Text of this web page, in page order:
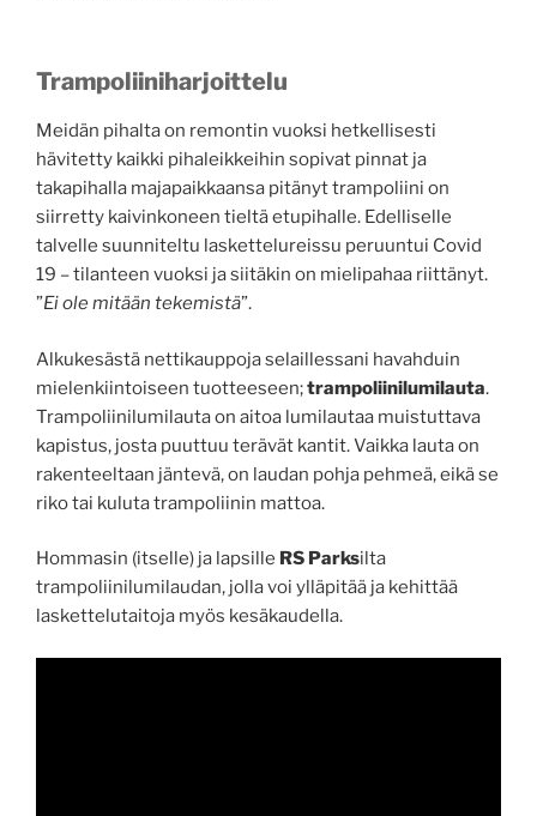
Trampoliiniharjoittelu
Meidän pihalta on remontin vuoksi hetkellisesti
hävitetty kaikki pihaleikkeihin sopivat pinnat ja
takapihalla majapaikkaansa pitänyt trampoliini on
siirretty kaivinkoneen tieltä etupihalle. Edelliselle
talvelle suunniteltu laskettelureissu peruuntui Covid
19 – tilanteen vuoksi ja siitäkin on mielipahaa riittänyt.
”Ei ole mitään tekemistä”.
Alkukesästä nettikauppoja selaillessani havahduin
mielenkiintoiseen tuotteeseen;trampoliinilumilauta.
Trampoliinilumilauta on aitoa lumilautaa muistuttava
kapistus, josta puuttuu terävät kantit. Vaikka lauta on
rakenteeltaan jäntevä, on laudan pohja pehmeä, eikä se
riko tai kuluta trampoliinin mattoa.
Hommasin (itselle) ja lapsille RS Parksilta
trampoliinilumilaudan, jolla voi ylläpitää ja kehittää
laskettelutaitoja myös kesäkaudella.